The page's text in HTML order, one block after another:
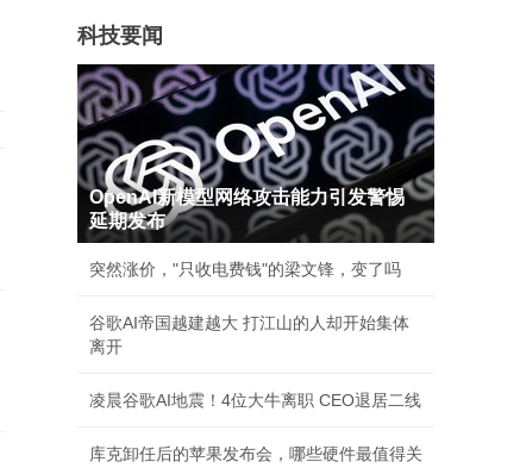
科技要闻
OpenAI新模型网络攻击能力引发警惕
延期发布
突然涨价，"只收电费钱"的梁文锋，变了吗
谷歌AI帝国越建越大 打江山的人却开始集体
离开
凌晨谷歌AI地震！4位大牛离职 CEO退居二线
库克卸任后的苹果发布会，哪些硬件最值得关